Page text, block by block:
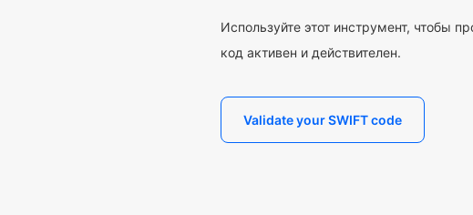
Используйте этот инструмент, чтобы
код активен и действителен.
Validate your SWIFT code